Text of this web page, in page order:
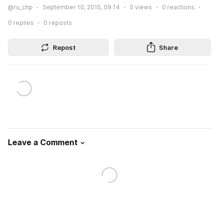
@ru_chp September 10, 2015, 09:14 0 views 0 reactions
0 replies 0 reposts
Repost Share
Leave a Comment